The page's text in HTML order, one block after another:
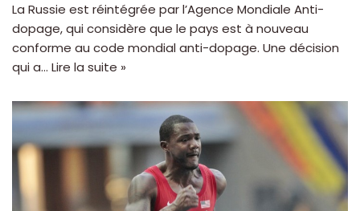
La Russie est réintégrée par l’Agence Mondiale Anti-
dopage, qui considère que le pays est à nouveau
conforme au code mondial anti-dopage. Une décision
qui a… Lire la suite »